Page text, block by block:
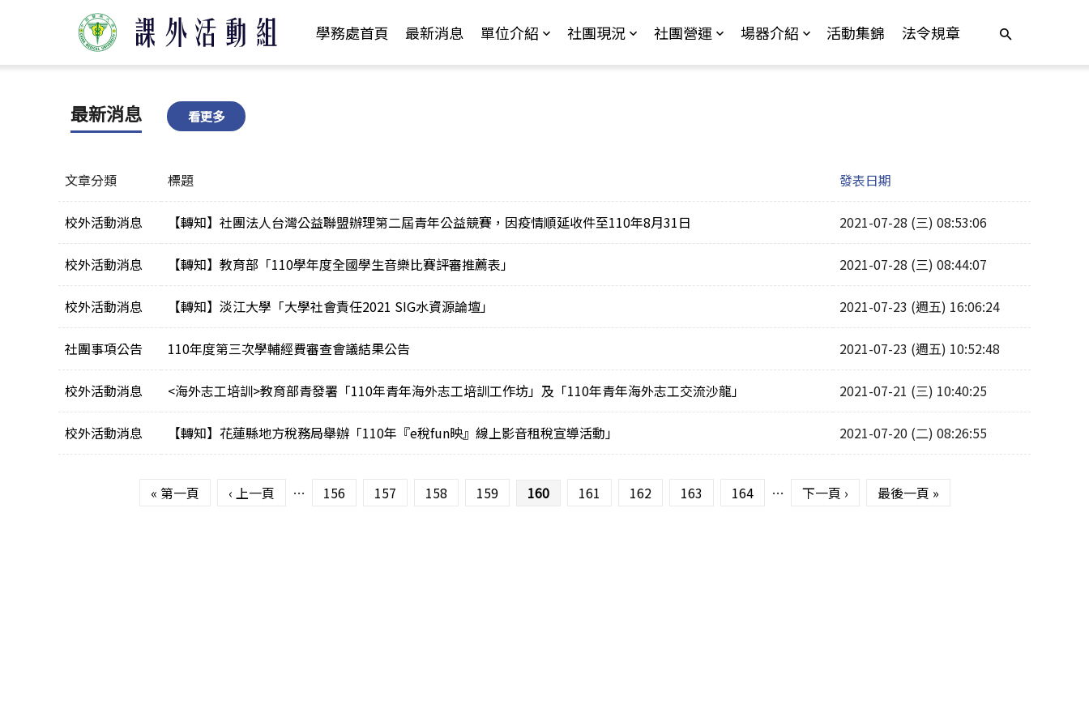
學務處首頁 最新消息 單位介紹 社團現況 社團營運 場器介紹 活動集錦 法令規章
最新消息 看更多
文章分類 標題 發表日期
校外活動消息 【轉知】社團法人台灣公益聯盟辦理第二屆青年公益競賽，因疫情順延收件至110年8月31日 2021-07-28 (三) 08:53:06
校外活動消息 【轉知】教育部「110學年度全國學生音樂比賽評審推薦表」 2021-07-28 (三) 08:44:07
校外活動消息 【轉知】淡江大學「大學社會責任2021 SIG水資源論壇」 2021-07-23 (週五) 16:06:24
社團事項公告 110年度第三次學輔經費審查會議結果公告 2021-07-23 (週五) 10:52:48
校外活動消息 <海外志工培訓>教育部青發署「110年青年海外志工培訓工作坊」及「110年青年海外志工交流沙龍」 2021-07-21 (三) 10:40:25
校外活動消息 【轉知】花蓮縣地方稅務局舉辦「110年『e稅fun映』線上影音租稅宣導活動」 2021-07-20 (二) 08:26:55
« 第一頁 ‹ 上一頁 … 156 157 158 159 160 161 162 163 164 … 下一頁 › 最後一頁 »